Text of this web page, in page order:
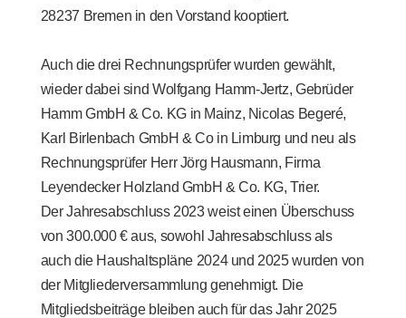
28237 Bremen in den Vorstand kooptiert.
Auch die drei Rechnungsprüfer wurden gewählt,
wieder dabei sind Wolfgang Hamm-Jertz, Gebrüder
Hamm GmbH & Co. KG in Mainz, Nicolas Begeré,
Karl Birlenbach GmbH & Co in Limburg und neu als
Rechnungsprüfer Herr Jörg Hausmann, Firma
Leyendecker Holzland GmbH & Co. KG, Trier.
Der Jahresabschluss 2023 weist einen Überschuss
von 300.000 € aus, sowohl Jahresabschluss als
auch die Haushaltspläne 2024 und 2025 wurden von
der Mitgliederversammlung genehmigt. Die
Mitgliedsbeiträge bleiben auch für das Jahr 2025